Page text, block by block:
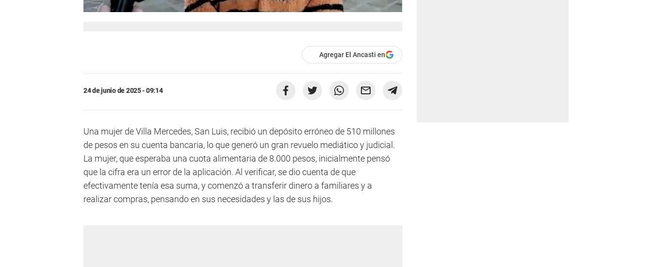
Agregar El Ancasti en
24 de junio de 2025 - 09:14
Una mujer de Villa Mercedes, San Luis, recibió un depósito erróneo de 510 millones
de pesos en su cuenta bancaria, lo que generó un gran revuelo mediático y judicial.
La mujer, que esperaba una cuota alimentaria de 8.000 pesos, inicialmente pensó
que la cifra era un error de la aplicación. Al verificar, se dio cuenta de que
efectivamente tenía esa suma, y comenzó a transferir dinero a familiares y a
realizar compras, pensando en sus necesidades y las de sus hijos.